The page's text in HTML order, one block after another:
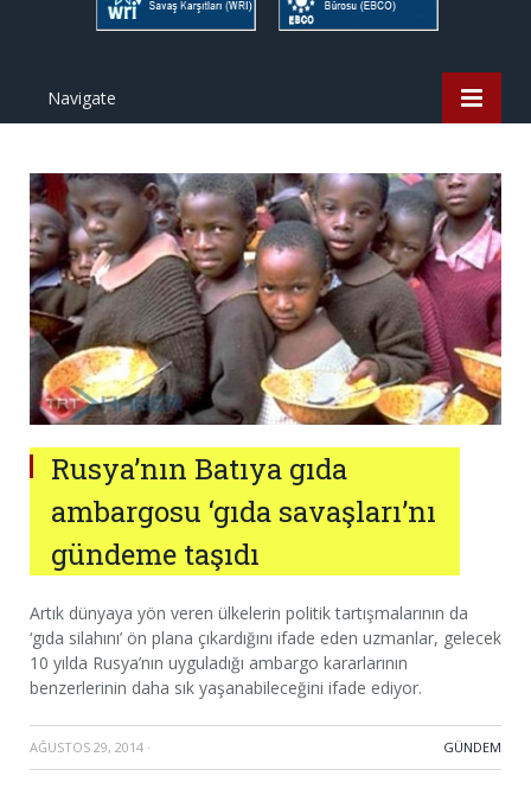
Navigate
Rusya’nın Batıya gıda
ambargosu ‘gıda savaşları’nı
gündeme taşıdı
Artık dünyaya yön veren ülkelerin politik tartışmalarının da
‘gıda silahını’ ön plana çıkardığını ifade eden uzmanlar, gelecek
10 yılda Rusya’nın uyguladığı ambargo kararlarının
benzerlerinin daha sık yaşanabileceğini ifade ediyor.
AĞUSTOS 29, 2014 · GÜNDEM